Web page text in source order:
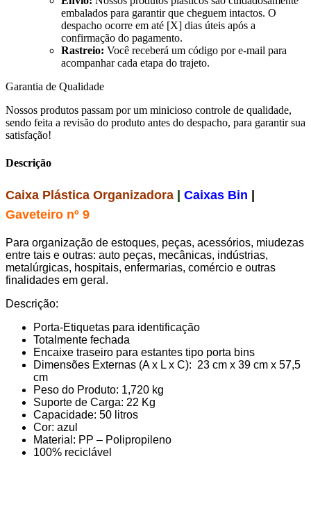
embalados para garantir que cheguem intactos. O
despacho ocorre em até [X] dias úteis após a
confirmação do pagamento.
Rastreio: Você receberá um código por e-mail para
acompanhar cada etapa do trajeto.
Garantia de Qualidade
Nossos produtos passam por um minicioso controle de qualidade,
sendo feita a revisão do produto antes do despacho, para garantir sua
satisfação!
Descrição
Caixa Plástica Organizadora | Caixas Bin |
Gaveteiro nº 9
Para organização de estoques, peças, acessórios, miudezas
entre tais e outras: auto peças, mecânicas, indústrias,
metalúrgicas, hospitais, enfermarias, comércio e outras
finalidades em geral.
Descrição:
Porta-Etiquetas para identificação
Totalmente fechada
Encaixe traseiro para estantes tipo porta bins
Dimensões Externas (A x L x C): 23 cm x 39 cm x 57,5
cm
Peso do Produto: 1,720 kg
Suporte de Carga: 22 Kg
Capacidade: 50 litros
Cor: azul
Material: PP – Polipropileno
100% reciclável